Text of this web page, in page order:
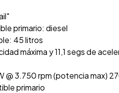
primario: diesel
45 litros
máxima y 11,1 segs de
@ 3.750 rpm (potencia max)
primario